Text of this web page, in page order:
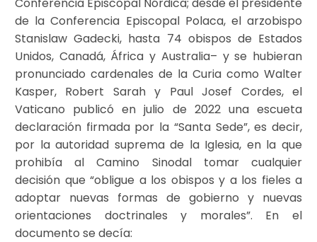
de la Conferencia Episcopal Polaca, el arzobispo
Stanislaw Gadecki, hasta 74 obispos de Estados
Unidos, Canadá, África y Australia– y se hubieran
pronunciado cardenales de la Curia como Walter
Kasper, Robert Sarah y Paul Josef Cordes, el
Vaticano publicó en julio de 2022 una escueta
declaración firmada por la “Santa Sede”, es decir,
por la autoridad suprema de la Iglesia, en la que
prohibía al Camino Sinodal tomar cualquier
decisión que “obligue a los obispos y a los fieles a
adoptar nuevas formas de gobierno y nuevas
orientaciones doctrinales y morales”. En el
documento se decía: